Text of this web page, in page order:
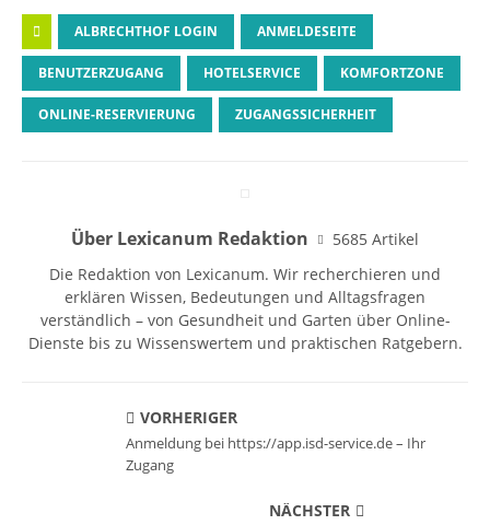
ALBRECHTHOF LOGIN ANMELDESEITE
BENUTZERZUGANG HOTELSERVICE KOMFORTZONE
ONLINE-RESERVIERUNG ZUGANGSSICHERHEIT
Über Lexicanum Redaktion
5685 Artikel
Die Redaktion von Lexicanum. Wir recherchieren und
erklären Wissen, Bedeutungen und Alltagsfragen
verständlich – von Gesundheit und Garten über Online-
Dienste bis zu Wissenswertem und praktischen Ratgebern.
VORHERIGER
Anmeldung bei https://app.isd-service.de – Ihr
Zugang
NÄCHSTER